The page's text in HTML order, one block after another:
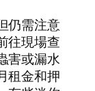
仍需注意
往現場查
害或漏水
租金和押